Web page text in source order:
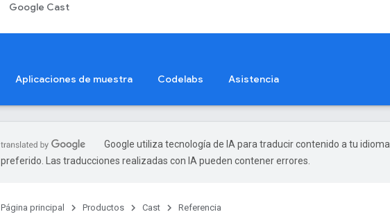
Google Cast
Aplicaciones de muestra Codelabs Asistencia
Google utiliza tecnología de IA para traducir contenido a tu idioma
preferido. Las traducciones realizadas con IA pueden contener errores.
Página principal Productos Cast Referencia